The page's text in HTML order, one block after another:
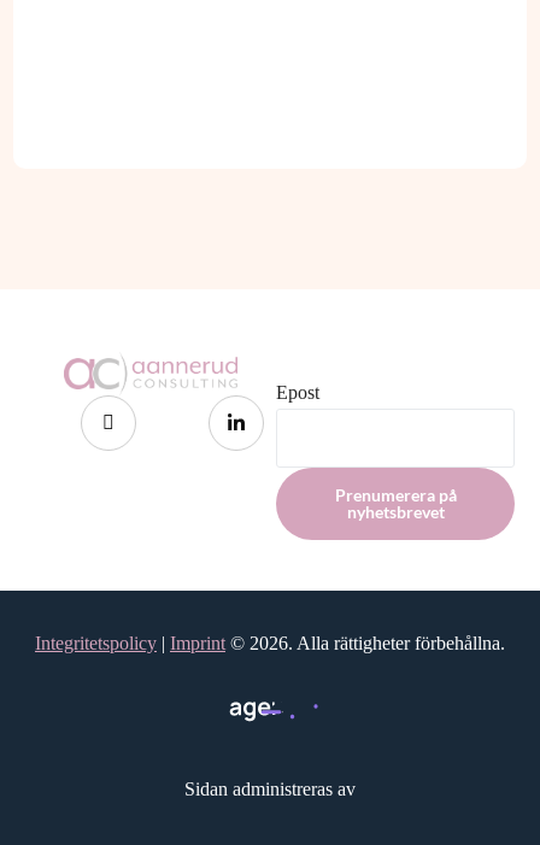
Epost
Prenumerera på
nyhetsbrevet
Integritetspolicy | Imprint © 2026. Alla rättigheter förbehållna.
Sidan administreras av